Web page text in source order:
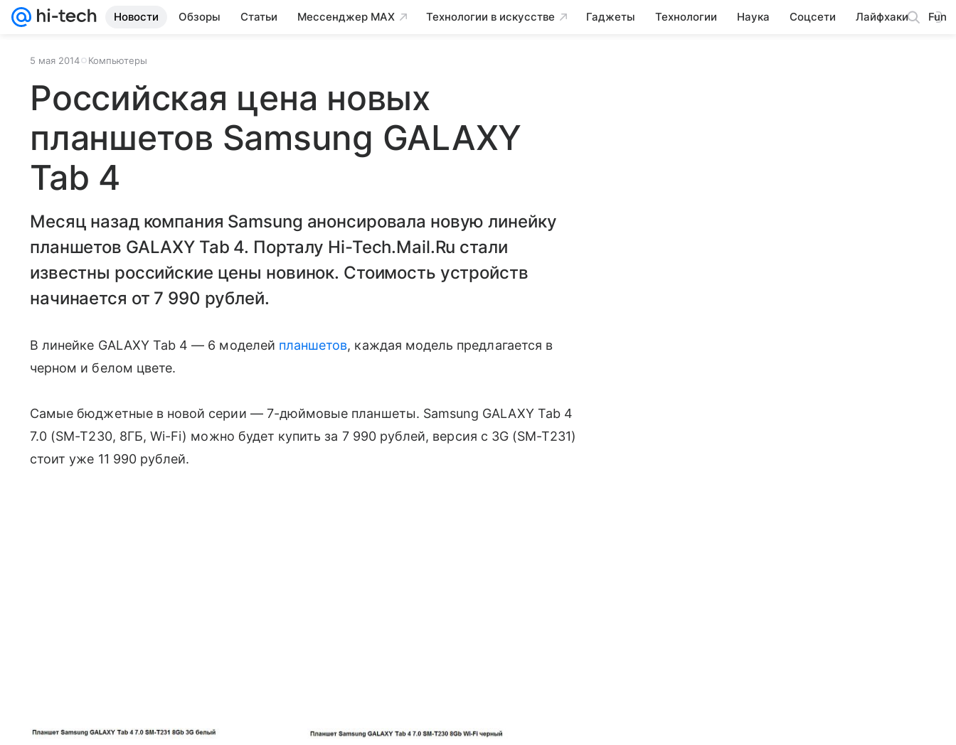
Новости Обзоры Статьи Мессенджер MAX Технологии в искусстве Гаджеты Технологии Наука Соцсети Лайфхаки Fun
5 мая 2014 Компьютеры
Российская цена новых
планшетов Samsung GALAXY
Tab 4
Месяц назад компания Samsung анонсировала новую линейку
планшетов GALAXY Tab 4. Порталу Hi-Tech.Mail.Ru стали
известны российские цены новинок. Стоимость устройств
начинается от 7 990 рублей.
В линейке GALAXY Tab 4 — 6 моделей планшетов, каждая модель предлагается в
черном и белом цвете.
Самые бюджетные в новой серии — 7-дюймовые планшеты. Samsung GALAXY Tab 4
7.0 (SM-T230, 8ГБ, Wi-Fi) можно будет купить за 7 990 рублей, версия с 3G (SM-T231)
стоит уже 11 990 рублей.